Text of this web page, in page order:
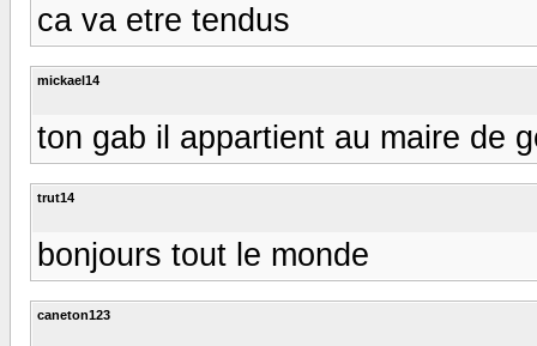
ca va etre tendus
mickael14
ton gab il appartient au maire de
trut14
bonjours tout le monde
caneton123